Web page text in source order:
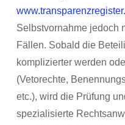
Selbstvornahme jedoch
Fällen. Sobald die
komplizierter werden
(Vetorechte,
etc.), wird die Prüfung
spezialisierte